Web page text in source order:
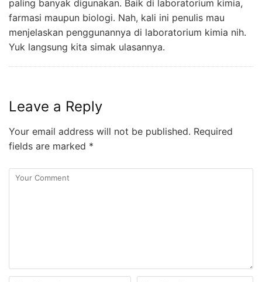
paling banyak digunakan. Baik di laboratorium kimia,
farmasi maupun biologi. Nah, kali ini penulis mau
menjelaskan penggunannya di laboratorium kimia nih.
Yuk langsung kita simak ulasannya.
Leave a Reply
Your email address will not be published. Required
fields are marked *